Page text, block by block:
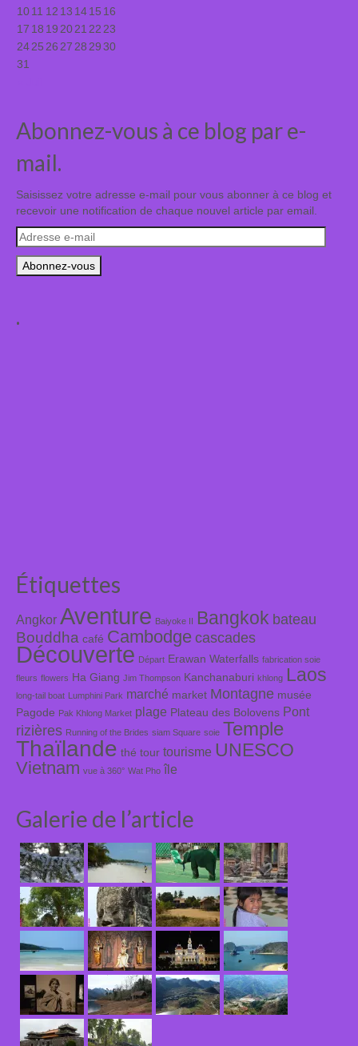
1011 12 13 1415 16
17 18 1920212223
24252627282930
31
Abonnez-vous à ce blog par e-
mail.
Saisissez votre adresse e-mail pour vous abonner à ce blog et
recevoir une notification de chaque nouvel article par email.
Adresse
e-
mail
.
Étiquettes
Angkor Aventure Baiyoke II Bangkok bateau
Bouddha café Cambodge cascades
Découverte Départ Erawan Waterfalls fabrication soie
fleurs flowers Ha Giang Jim Thompson Kanchanaburi khlong Laos
long-tail boat Lumphini Park marché market Montagne musée
Pagode Pak Khlong Market plage Plateau des Bolovens Pont
rizières Running of the Brides siam Square soie Temple
Thaïlande thé tour tourisme UNESCO
Vietnam vue à 360° Wat Pho île
Galerie de l’article